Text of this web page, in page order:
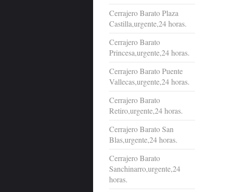
Cerrajero Barato Plaza
Castilla,urgente,24 horas.
Cerrajero Barato
Princesa,urgente,24 horas.
Cerrajero Barato Puente
Vallecas,urgente,24 horas.
Cerrajero Barato
Retiro,urgente,24 horas.
Cerrajero Barato San
Blas,urgente,24 horas.
Cerrajero Barato
Sanchinarro,urgente,24
horas.